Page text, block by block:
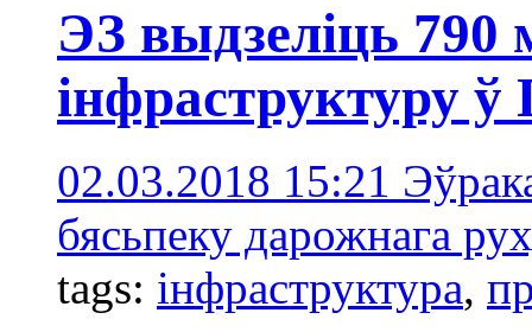
ЭЗ выдзеліць
інфраструктуру
02.03.2018 15:21
бясьпеку дарожнага
tags: інфраструктура,